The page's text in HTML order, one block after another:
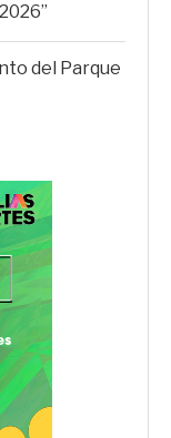
del Parque